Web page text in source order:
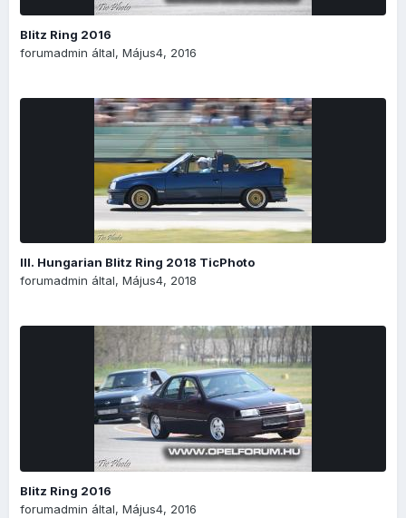
Blitz Ring 2016
forumadmin által, Május4, 2016
III. Hungarian Blitz Ring 2018 TicPhoto
forumadmin által, Május4, 2018
Blitz Ring 2016
forumadmin által, Május4, 2016